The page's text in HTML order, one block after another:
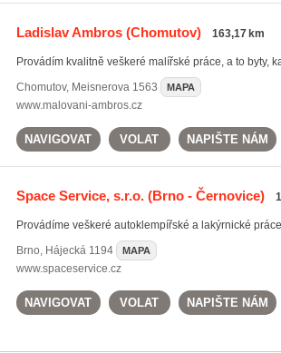
Ladislav Ambros(Chomutov) 163,17 km
Provádím kvalitně veškeré malířské práce, a to byty,
Chomutov, Meisnerova 1563 MAPA
www.malovani-ambros.cz
NAVIGOVAT VOLAT NAPIŠTE NÁM
Space Service, s.r.o.(Brno - Černovice)
Provádíme veškeré autoklempířské a lakýrnické
Brno, Hájecká 1194 MAPA
www.spaceservice.cz
NAVIGOVAT VOLAT NAPIŠTE NÁM